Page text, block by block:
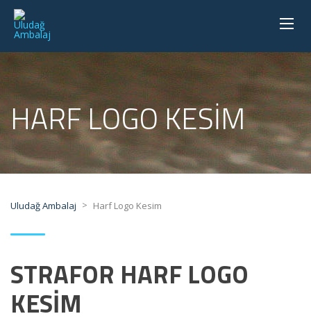
HARF LOGO KESIM
Uludağ Ambalaj > Harf Logo Kesim
STRAFOR HARF LOGO
KESİM